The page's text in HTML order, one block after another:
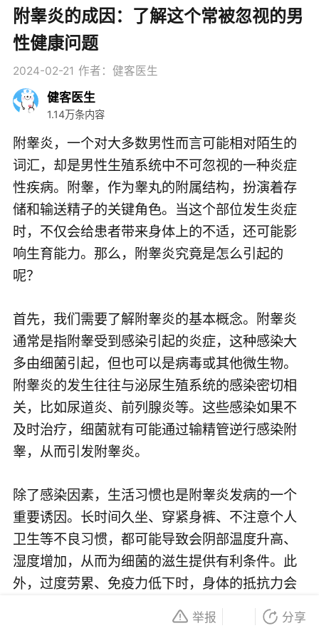
附睾炎的成因：了解这个常被忽视的男
性健康问题
2024-02-21 作者：健客医生
健客医生
1.14万条内容
附睾炎，一个对大多数男性而言可能相对陌生的
词汇，却是男性生殖系统中不可忽视的一种炎症
性疾病。附睾，作为睾丸的附属结构，扮演着存
储和输送精子的关键角色。当这个部位发生炎症
时，不仅会给患者带来身体上的不适，还可能影
响生育能力。那么，附睾炎究竟是怎么引起的
呢？
首先，我们需要了解附睾炎的基本概念。附睾炎
通常是指附睾受到感染引起的炎症，这种感染大
多由细菌引起，但也可以是病毒或其他微生物。
附睾炎的发生往往与泌尿生殖系统的感染密切相
关，比如尿道炎、前列腺炎等。这些感染如果不
及时治疗，细菌就有可能通过输精管逆行感染附
睾，从而引发附睾炎。
除了感染因素，生活习惯也是附睾炎发病的一个
重要诱因。长时间久坐、穿紧身裤、不注意个人
卫生等不良习惯，都可能导致会阴部温度升高、
湿度增加，从而为细菌的滋生提供有利条件。此
外，过度劳累、免疫力低下时，身体的抵抗力会
举报 分享